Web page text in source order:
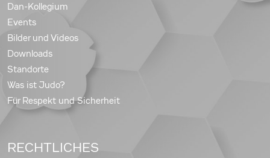
Dan-Kollegium
Events
Bilder und Videos
Downloads
Standorte
Was ist Judo?
Für Respekt und Sicherheit
RECHTLICHES